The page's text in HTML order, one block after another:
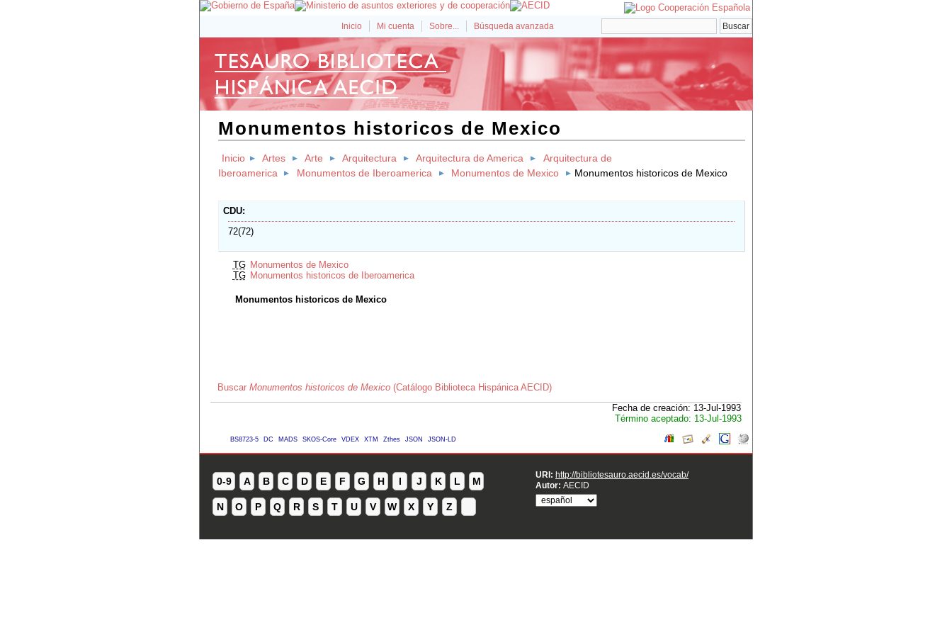
Inicio Mi cuenta Sobre... Búsqueda avanzada
Monumentos historicos de Mexico
Inicio Artes Arte Arquitectura Arquitectura de America
Arquitectura de
Iberoamerica
Monumentos de Iberoamerica Monumentos de Mexico Monumentos historicos de Mexico
CDU
72(72)
TG Monumentos de Mexico
TG Monumentos historicos de Iberoamerica
Monumentos historicos de Mexico
Buscar Monumentos historicos de Mexico (Catálogo Biblioteca Hispánica AECID)
Fecha de creación: 13-Jul-1993
Término aceptado: 13-Jul-1993
BS8723-5 DC MADS SKOS-Core VDEX XTM Zthes JSON JSON-LD
0-9 A B C D E F G H I J K L M
N O P Q R S T U V W X Y Z
URI: http://bibliotesauro.aecid.es/vocab/
Autor: AECID